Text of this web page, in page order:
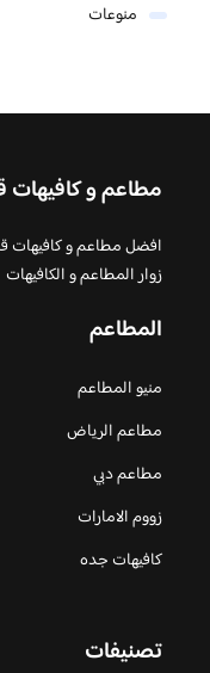
منوعات
مطاعم و كافيهات
افضل مطاعم و كافيهات
زوار المطاعم و الكافيهات
المطاعم
منيو المطاعم
مطاعم الرياض
مطاعم دبي
زووم الامارات
كافيهات جده
تصنيفات